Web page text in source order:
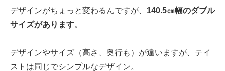
デザインがちょっと変わるんですが、 140.5㎝幅のダブル
サイズがあります。
デザインやサイズ（高さ、奥行も）が違いますが、テイ
ストは同じでシンプルなデザイン。